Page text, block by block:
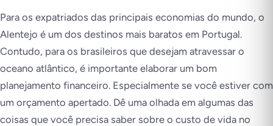
Para os expatriados das principais economias do mundo, o
Alentejo é um dos destinos mais baratos em Portugal.
Contudo, para os brasileiros que desejam atravessar o
oceano atlântico, é importante elaborar um bom
planejamento financeiro. Especialmente se você estiver com
um orçamento apertado. Dê uma olhada em algumas das
coisas que você precisa saber sobre o custo de vida no